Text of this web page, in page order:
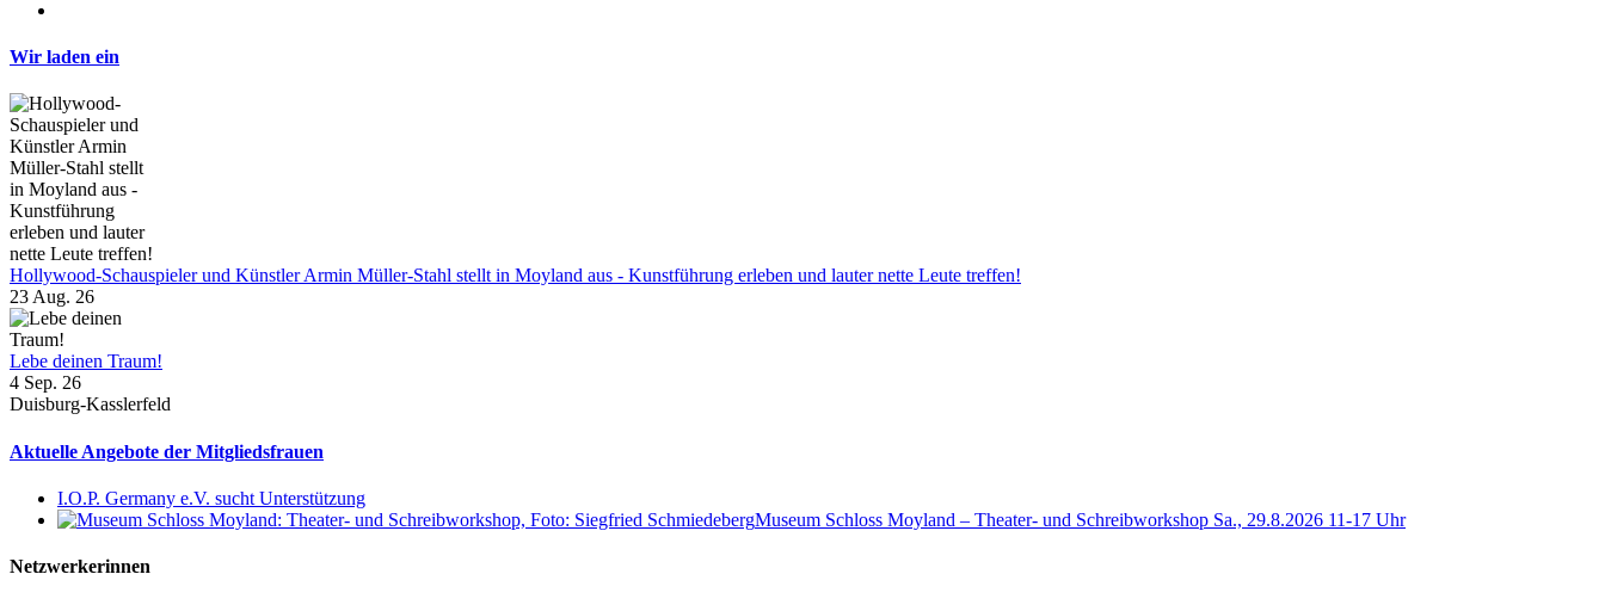
Wir laden ein
Hollywood-Schauspieler und Künstler Armin Müller-Stahl stellt in Moyland aus - Kunstführung erleben und lauter nette Leute treffen!
23 Aug. 26
Lebe deinen Traum!
4 Sep. 26
Duisburg-Kasslerfeld
Aktuelle Angebote der Mitgliedsfrauen
I.O.P. Germany e.V. sucht Unterstützung
Museum Schloss Moyland – Theater- und Schreibworkshop Sa., 29.8.2026 11-17 Uhr
Netzwerkerinnen